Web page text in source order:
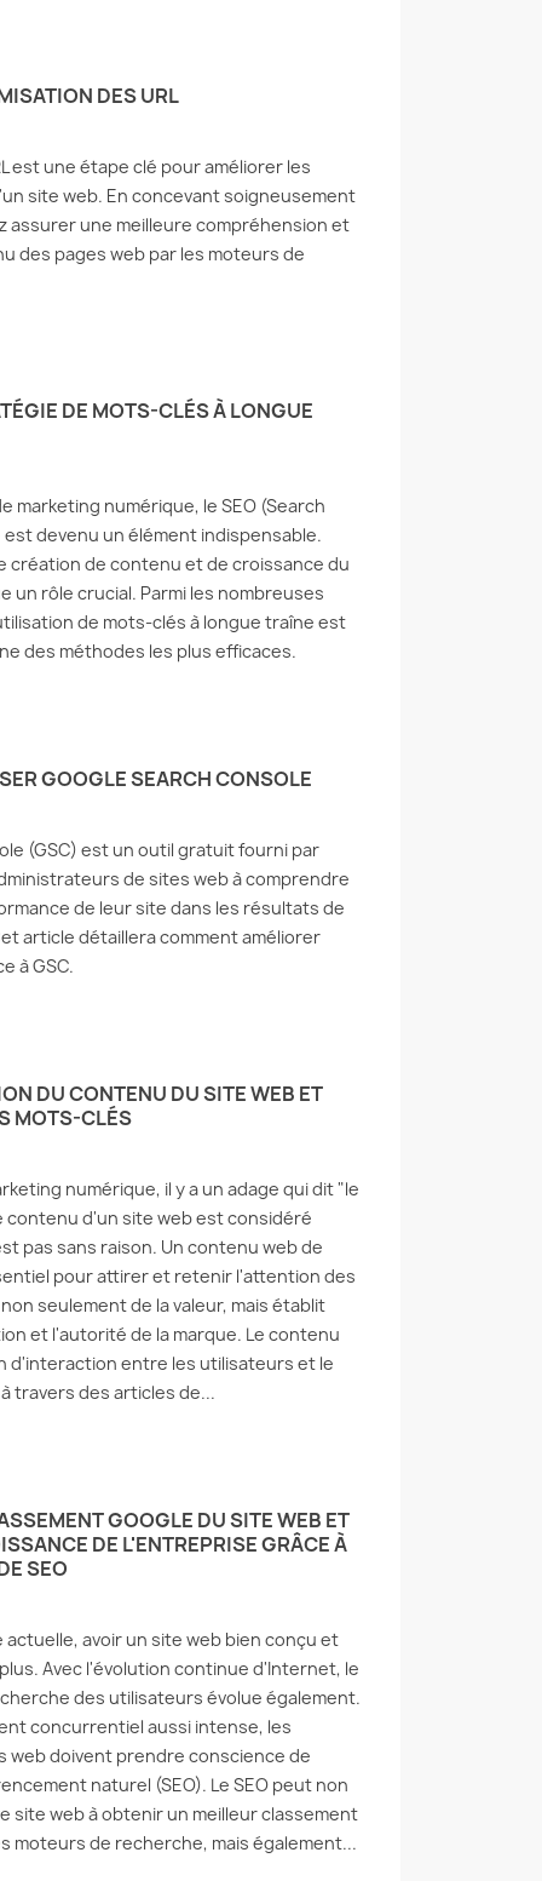
vues
les visiteurs
est crucial pour
la sécurité du site
la
1342 vues
La fiabilité et la stabilité sont
VPS/serveurs dédiés. Bien
DES URL
est une étape clé pour améliorer les
site web. En concevant soigneusement
assurer une meilleure compréhension et
des pages web par les moteurs de
DE MOTS-CLÉS À LONGUE
marketing numérique, le SEO (Search
devenu un élément indispensable.
création de contenu et de croissance du
un rôle crucial. Parmi les nombreuses
de mots-clés à longue traîne est
des méthodes les plus efficaces.
GOOGLE SEARCH CONSOLE
(GSC) est un outil gratuit fourni par
de sites web à comprendre
de leur site dans les résultats de
article détaillera comment améliorer
à GSC.
DU CONTENU DU SITE WEB ET
MOTS-CLÉS
numérique, il y a un adage qui dit "le
contenu d'un site web est considéré
pas sans raison. Un contenu web de
pour attirer et retenir l'attention des
seulement de la valeur, mais établit
et l'autorité de la marque. Le contenu
d'interaction entre les utilisateurs et le
travers des articles de...
GOOGLE DU SITE WEB ET
DE L'ENTREPRISE GRÂCE À
SEO
actuelle, avoir un site web bien conçu et
Avec l'évolution continue d'Internet, le
des utilisateurs évolue également.
concurrentiel aussi intense, les
web doivent prendre conscience de
naturel (SEO). Le SEO peut non
site web à obtenir un meilleur classement
moteurs de recherche, mais également...